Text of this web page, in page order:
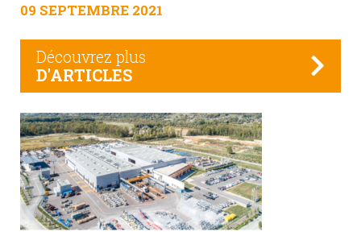
09 SEPTEMBRE 2021
Découvrez plus
D'ARTICLES